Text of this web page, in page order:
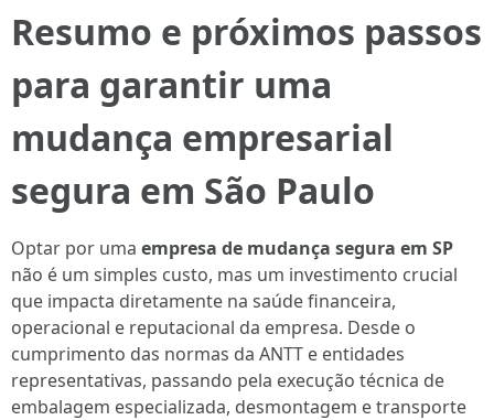
Resumo e próximos passos
para garantir uma
mudança empresarial
segura em São Paulo
Optar por uma empresa de mudança segura em SP
não é um simples custo, mas um investimento crucial
que impacta diretamente na saúde financeira,
operacional e reputacional da empresa. Desde o
cumprimento das normas da ANTT e entidades
representativas, passando pela execução técnica de
embalagem especializada, desmontagem e transporte